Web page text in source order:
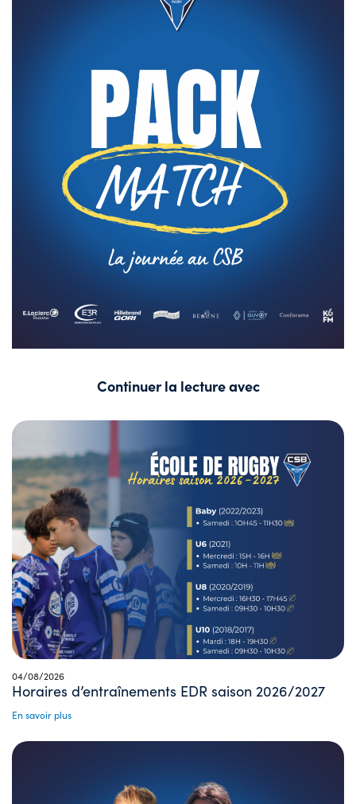
Continuer la lecture avec
04/08/2026
Horaires d’entraînements EDR saison 2026/2027
En savoir plus